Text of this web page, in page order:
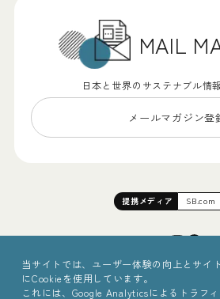
MAIL
日本と世界のサステナブル情
メールマガジン登
提携メディア SB.com
当サイトでは、ユーザー体験の向上とサイ
にCookieを使用しています。
これには、Google Analyticsによるトラフ